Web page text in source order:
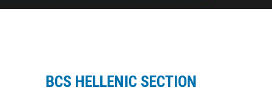
BCS HELLENIC SECTION